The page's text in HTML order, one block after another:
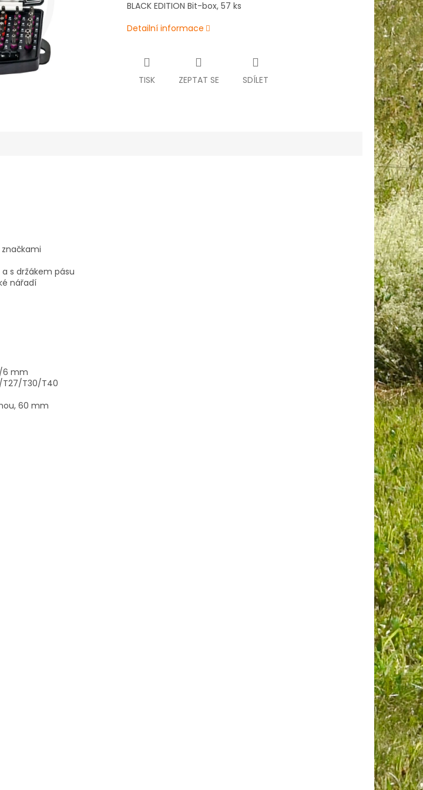
BLACK EDITION Bit-box, 57 ks
Detailní informace
TISK ZEPTAT SE SDÍLET
s držákem pásu
nářadí
6 mm
T27/T30/T40
60 mm